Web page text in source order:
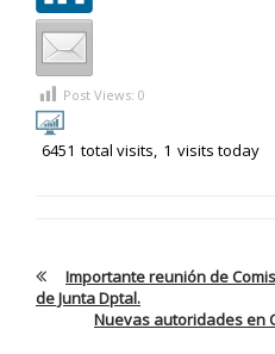
Post Views: 0
6451 total visits, 1 visits today
Importante reunión de
de Junta Dptal.
Nuevas autoridades en